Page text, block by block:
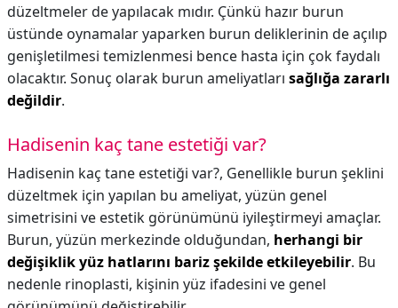
düzeltmeler de yapılacak mıdır. Çünkü hazır burun
üstünde oynamalar yaparken burun deliklerinin de açılıp
genişletilmesi temizlenmesi bence hasta için çok faydalı
olacaktır. Sonuç olarak burun ameliyatları sağlığa zararlı
değildir.
Hadisenin kaç tane estetiği var?
Hadisenin kaç tane estetiği var?, Genellikle burun şeklini
düzeltmek için yapılan bu ameliyat, yüzün genel
simetrisini ve estetik görünümünü iyileştirmeyi amaçlar.
Burun, yüzün merkezinde olduğundan, herhangi bir
değişiklik yüz hatlarını bariz şekilde etkileyebilir. Bu
nedenle rinoplasti, kişinin yüz ifadesini ve genel